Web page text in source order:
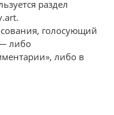
раздел
голосующий
либо
либо в